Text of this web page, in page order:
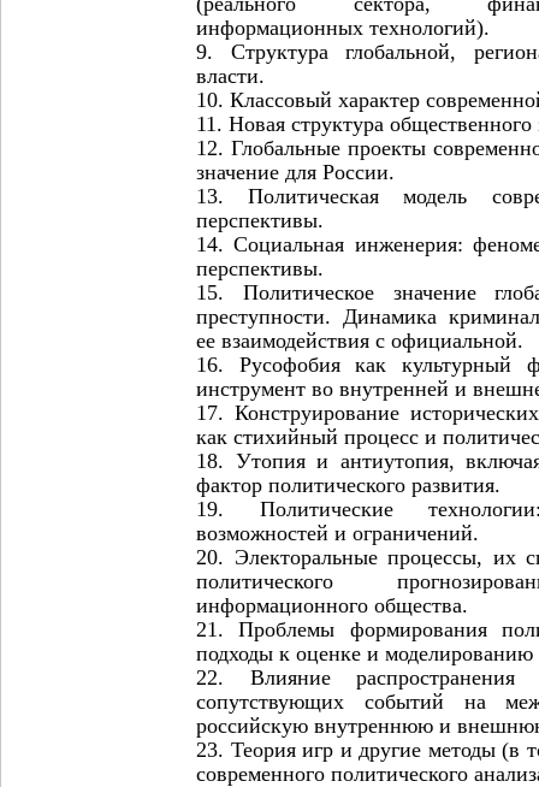
информационных технологий).
9. Структура глобальной,
власти.
10. Классовый характер
11. Новая структура общественного
12. Глобальные проекты
значение для России.
13. Политическая модель
перспективы.
14. Социальная инженерия:
перспективы.
15. Политическое значение
преступности. Динамика
ее взаимодействия с официальной.
16. Русофобия как культурный
инструмент во внутренней и
17. Конструирование
как стихийный процесс и
18. Утопия и антиутопия,
фактор политического развития.
19. Политические
возможностей и ограничений.
20. Электоральные процессы, их
политического
информационного общества.
21. Проблемы формирования
подходы к оценке и моделированию
22. Влияние
сопутствующих событий на
российскую внутреннюю и
23. Теория игр и другие методы (в
современного политического